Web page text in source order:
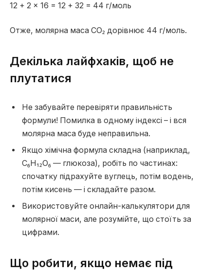
12 + 2 × 16 = 12 + 32 = 44 г/моль
Отже, молярна маса CO₂ дорівнює 44 г/моль.
Декілька лайфхаків, щоб не
плутатися
Не забувайте перевіряти правильність
формули! Помилка в одному індексі – і вся
молярна маса буде неправильна.
Якщо хімічна формула складна (наприклад,
C₆H₁₂O₆ — глюкоза), робіть по частинах:
спочатку підрахуйте вуглець, потім водень,
потім кисень — і складайте разом.
Використовуйте онлайн-калькулятори для
молярної маси, але розумійте, що стоїть за
цифрами.
Що робити, якщо немає під